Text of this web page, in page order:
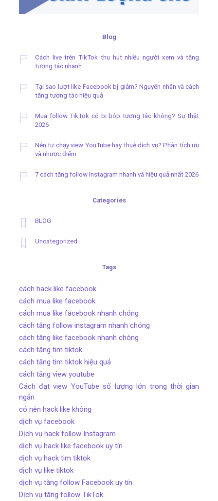
Blog
Cách live trên TikTok thu hút nhiều người xem và tăng
tương tác nhanh
Tại sao lượt like Facebook bị giảm? Nguyên nhân và cách
tăng tương tác hiệu quả
Mua follow TikTok có bị bóp tương tác không? Sự thật
2026
Nên tự chạy view YouTube hay thuê dịch vụ? Phân tích ưu
và nhược điểm
7 cách tăng follow Instagram nhanh và hiệu quả nhất 2026
Categories
BLOG
Uncategorized
Tags
cách hack like facebook
cách mua like facebook
cách mua like facebook nhanh chóng
cách tăng follow instagram nhanh chóng
cách tăng like facebook nhanh chóng
cách tăng tim tiktok
cách tăng tim tiktok hiệu quả
cách tăng view youtube
Cách đạt view YouTube số lượng lớn trong thời gian
ngắn
có nên hack like không
dịch vụ facebook
Dịch vụ hack follow Instagram
dịch vụ hack like facebook uy tín
dịch vụ hack tim tiktok
dịch vụ like tiktok
dịch vụ tăng follow Facebook uy tín
Dịch vụ tăng follow TikTok